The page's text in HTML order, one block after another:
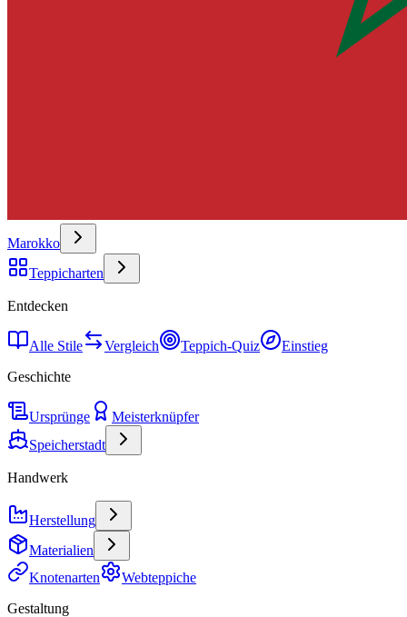
Marokko
Teppicharten
Entdecken
Alle Stile Vergleich Teppich-Quiz
Einstieg
Geschichte
Ursprünge
Meisterknüpfer
Speicherstadt
Handwerk
Herstellung
Materialien
Knotenarten
Webteppiche
Gestaltung